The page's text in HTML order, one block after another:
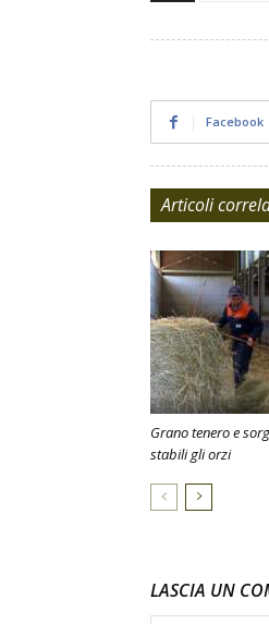
Facebook
Articoli
Grano tenero e
stabili gli orzi
LASCIA UN